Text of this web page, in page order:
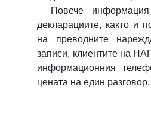
Повече
декларациите, както и
на преводните
записи, клиентите на
информационния
цената на един разговор.